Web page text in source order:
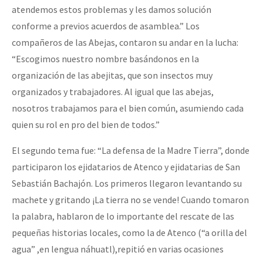
atendemos estos problemas y les damos solución
conforme a previos acuerdos de asamblea.” Los
compañeros de las Abejas, contaron su andar en la lucha:
“Escogimos nuestro nombre basándonos en la
organización de las abejitas, que son insectos muy
organizados y trabajadores. Al igual que las abejas,
nosotros trabajamos para el bien común, asumiendo cada
quien su rol en pro del bien de todos.”
El segundo tema fue: “La defensa de la Madre Tierra”, donde
participaron los ejidatarios de Atenco y ejidatarias de San
Sebastián Bachajón. Los primeros llegaron levantando su
machete y gritando ¡La tierra no se vende! Cuando tomaron
la palabra, hablaron de lo importante del rescate de las
pequeñas historias locales, como la de Atenco (“a orilla del
agua” ,en lengua náhuatl),repitió en varias ocasiones